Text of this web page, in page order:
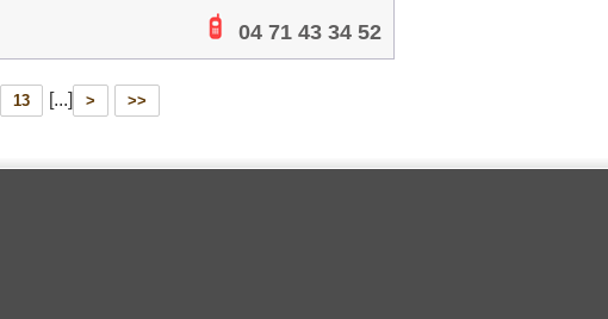
04 71 43 34 52
13 [...] > >>